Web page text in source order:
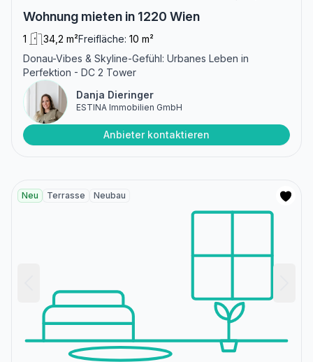
Wohnung mieten in 1220 Wien
1 34,2 m²Freifläche: 10 m²
Donau-Vibes & Skyline-Gefühl: Urbanes Leben in
Perfektion - DC 2 Tower
Danja Dieringer
ESTINA Immobilien GmbH
Anbieter kontaktieren
Neu Terrasse Neubau